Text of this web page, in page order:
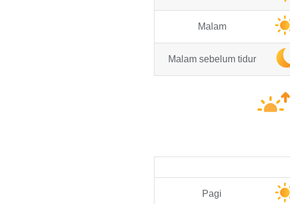
Malam
Malam sebelum tidur
Pagi